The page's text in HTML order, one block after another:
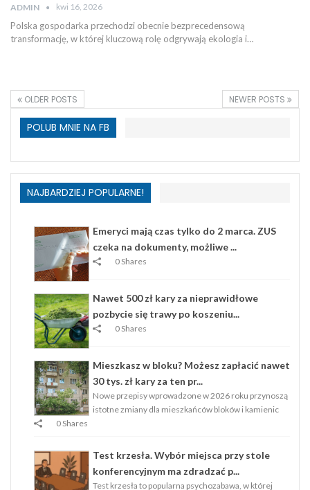
ADMIN kwi 16, 2026
Polska gospodarka przechodzi obecnie bezprecedensową
transformację, w której kluczową rolę odgrywają ekologia i…
OLDER POSTS NEWER POSTS
POLUB MNIE NA FB
NAJBARDZIEJ POPULARNE!
Emeryci mają czas tylko do 2 marca. ZUS
czeka na dokumenty, możliwe ...
0 Shares
Nawet 500 zł kary za nieprawidłowe
pozbycie się trawy po koszeniu...
0 Shares
Mieszkasz w bloku? Możesz zapłacić nawet
30 tys. zł kary za ten pr...
Nowe przepisy wprowadzone w 2026 roku przynoszą
istotne zmiany dla mieszkańców bloków i kamienic
0 Shares
Test krzesła. Wybór miejsca przy stole
konferencyjnym ma zdradzać p...
Test krzesła to popularna psychozabawa, w której